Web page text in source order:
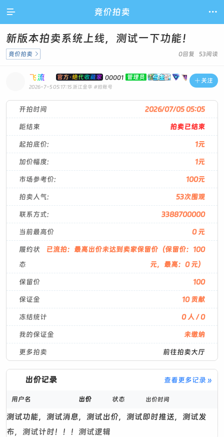
 竞价拍卖 
新版本拍卖系统上线，测试一下功能！
0回复 53阅读
竞价拍卖 
 关注
飞流 官方·绝代收藏家 00001 管理员
2026-7-5 05:17:15 浙江金华 #拍账号
开拍时间 2026/07/05 05:05
距结束 拍卖已结束
起拍底价: 1元
加价幅度: 1元
市场参考价: 100元
拍卖人气: 53次围观
联系方式: 3388700000
当前最高价 0 元
履约状
态
已流拍：最高出价未达到卖家保留价（保留价：100
元，最高：0 元）
保留价 100
保证金 10 贡献
冻结统计 0 人 / 0
我的保证金 未缴纳
更多拍卖 前往拍卖大厅
出价记录 查看更多记录 »
用户名 出价 状态 出价时间
测试功能，测试消息，测试出价，测试即时推送，测试发
布，测试计时！！！测试逻辑